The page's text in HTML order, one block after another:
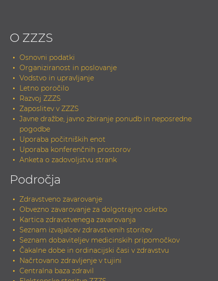
O ZZZS
Osnovni podatki
Organiziranost in poslovanje
Vodstvo in upravljanje
Letno poročilo
Razvoj ZZZS
Zaposlitev v ZZZS
Javne dražbe, javno zbiranje ponudb in neposredne
pogodbe
Uporaba počitniških enot
Uporaba konferenčnih prostorov
Anketa o zadovoljstvu strank
Področja
Zdravstveno zavarovanje
Obvezno zavarovanje za dolgotrajno oskrbo
Kartica zdravstvenega zavarovanja
Seznam izvajalcev zdravstvenih storitev
Seznam dobaviteljev medicinskih pripomočkov
Čakalne dobe in ordinacijski časi v zdravstvu
Načrtovano zdravljenje v tujini
Centralna baza zdravil